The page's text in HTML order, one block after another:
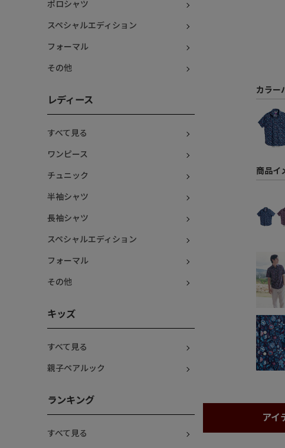
ポロシャツ
スペシャルエディション
フォーマル
その他
レディース
すべて見る
ワンピース
チュニック
半袖シャツ
長袖シャツ
スペシャルエディション
フォーマル
その他
キッズ
すべて見る
親子ペアルック
ランキング
すべて見る
カラー
商品イ
アイ